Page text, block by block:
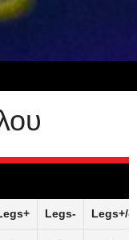
Legs- Legs+/-